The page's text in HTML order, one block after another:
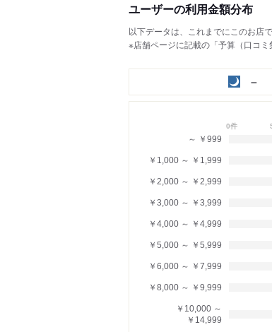
ユーザーの利用金額分布
以下データは、これまでにこのお店
※店舗ページに記載の「予算（口コ
－
0件
～ ￥999
￥1,000 ～ ￥1,999
￥2,000 ～ ￥2,999
￥3,000 ～ ￥3,999
￥4,000 ～ ￥4,999
￥5,000 ～ ￥5,999
￥6,000 ～ ￥7,999
￥8,000 ～ ￥9,999
￥10,000 ～
￥14,999